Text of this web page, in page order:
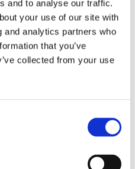
and to analyse our traffic.
your use of our site with
and analytics partners who
that you’ve
collected from your use
l'occasione per tornare
teorico e pratico
solidali passive: il